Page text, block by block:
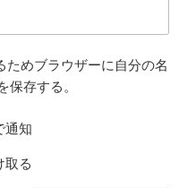
ためブラウザーに自分の名
保存する。
通知
取る